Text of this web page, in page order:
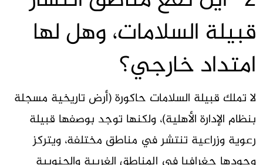
قبيلة السلامات، وهل لها
امتداد خارجي؟
لا تملك قبيلة السلامات حاكورة (أرض تاريخية مسجلة
بنظام الإدارة الأهلية)، ولكنها توجد بوصفها قبيلة
رعوية وزراعية تنتشر في مناطق مختلفة، ويتركز